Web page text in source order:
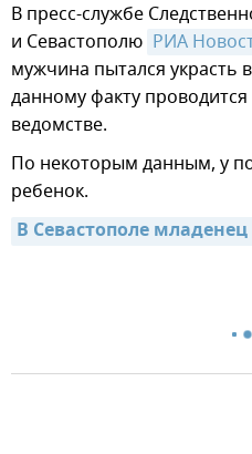
В пресс-службе
и Севастополю РИА
мужчина пытался украсть
данному факту
ведомстве.
По некоторым данным, у
ребенок.
В Севастополе